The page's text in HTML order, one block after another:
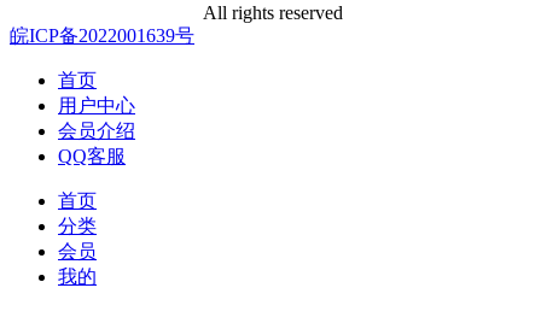
All rights reserved
皖ICP备2022001639号
首页
用户中心
会员介绍
QQ客服
首页
分类
会员
我的